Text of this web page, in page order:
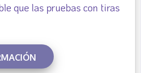
que las pruebas con tiras